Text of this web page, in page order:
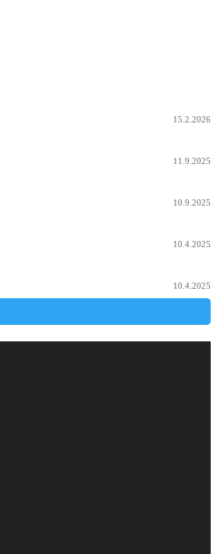
15.2.2026
11.9.2025
10.9.2025
10.4.2025
10.4.2025